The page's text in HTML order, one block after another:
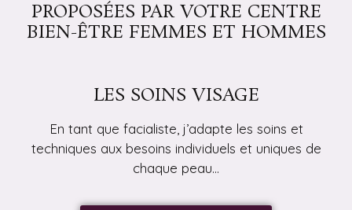
PROPOSÉES PAR VOTRE CENTRE
BIEN-ÊTRE FEMMES ET HOMMES
LES SOINS VISAGE
En tant que facialiste, j’adapte les soins et
techniques aux besoins individuels et uniques de
chaque peau…